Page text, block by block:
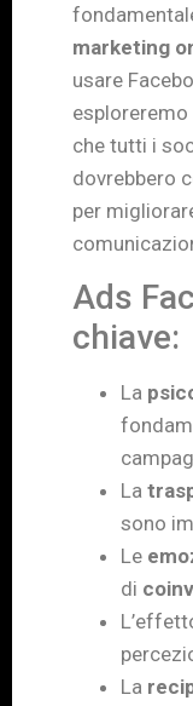
marketing
usare
che tutti i
dovrebbero
per
Ads
chiave:
La
La
sono
Le
di
La